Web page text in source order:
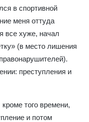
в спортивной
меня оттуда
все хуже, начал
(в место лишения
преступления и
того времени,
и потом